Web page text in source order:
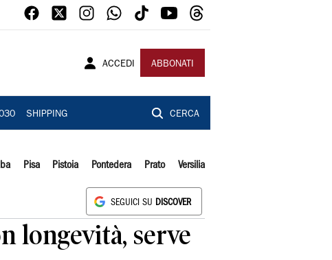
ACCEDI ABBONATI
SHIPPING CERCA
Pisa Pistoia Pontedera Prato Versilia
SEGUICI SU DISCOVER
longevità, serve